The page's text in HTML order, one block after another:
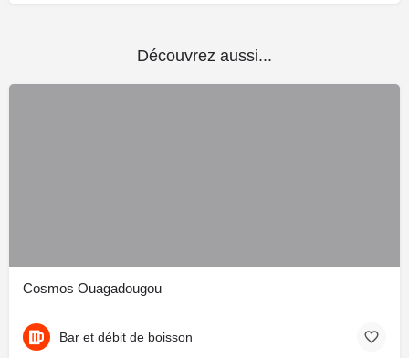
Découvrez aussi...
Cosmos Ouagadougou
Bar et débit de boisson